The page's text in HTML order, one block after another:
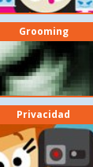
Grooming
Privacidad